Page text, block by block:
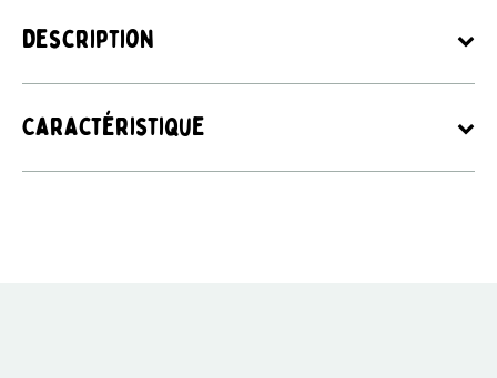
Description
Caractéristique